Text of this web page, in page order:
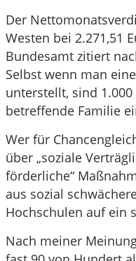
Der
Westen bei 2.271,51
Bundesamt zitiert
Selbst wenn man
unterstellt, sind
betreffende Familie
Wer für
über „soziale
förderliche“
aus sozial
Hochschulen auf ein
Nach meiner